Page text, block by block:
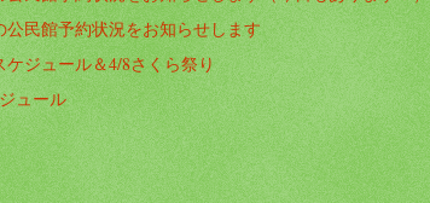
公民館予約状況をお知らせします
ケジュール＆4/8さくら祭り
ュール